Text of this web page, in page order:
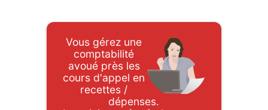
Vous gérez une
comptabilité
avoué près les
cours d'appel en
recettes /
dépenses.